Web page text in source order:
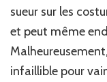
sueur sur les
et peut même
infaillible pour